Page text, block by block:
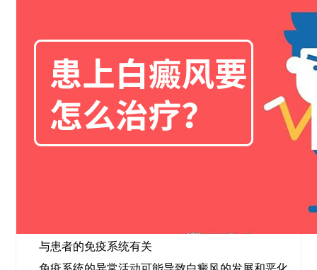
与患者的免疫系统有关